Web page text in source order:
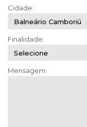
Cidade:
Finalidade:
Mensagem: